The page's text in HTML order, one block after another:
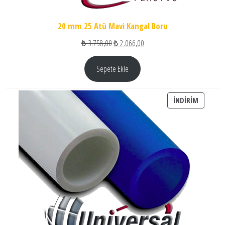
20 mm 25 Atü Mavi Kangal Boru
₺3.758,00Orijinal fiyat: ₺ 3.758,00.
₺2.066,00Şu andaki fiyat: ₺ 2.066,00.
Sepete Ekle
İNDIRIM